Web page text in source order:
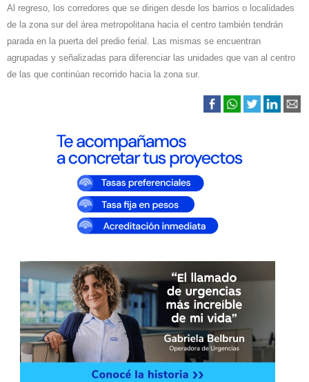
Al regreso, los corredores que se dirigen desde los barrios o localidades
de la zona sur del área metropolitana hacia el centro también tendrán
parada en la puerta del predio ferial. Las mismas se encuentran
agrupadas y señalizadas para diferenciar las unidades que van al centro
de las que continúan recorrido hacia la zona sur.